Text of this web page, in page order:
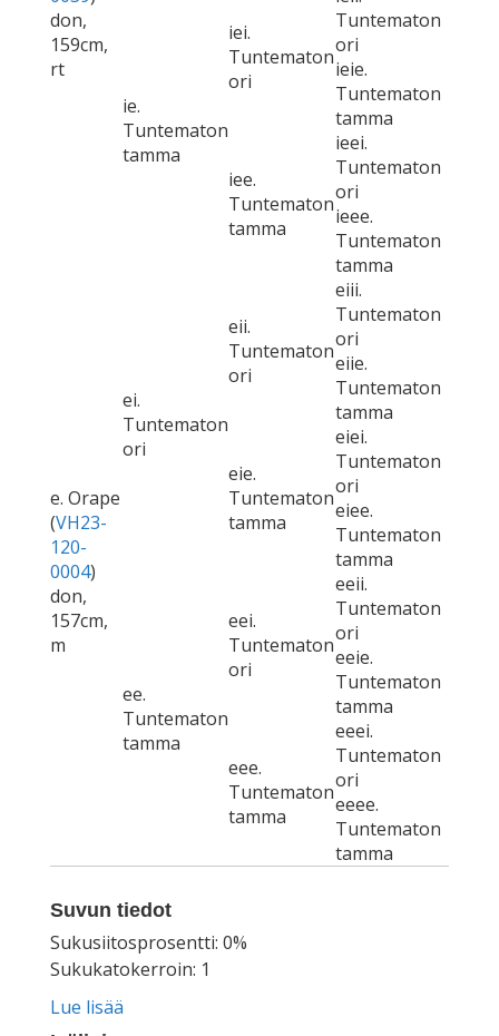
don,
159cm,
rt
ie.
Tuntematon
tamma
iei.
Tuntematon
ori
Tuntematon
ori
ieie.
Tuntematon
tamma
iee.
Tuntematon
tamma
ieei.
Tuntematon
ori
ieee.
Tuntematon
tamma
e. Orape
(VH23-
120-
0004)
don,
157cm,
m
ei.
Tuntematon
ori
eii.
Tuntematon
ori
eiii.
Tuntematon
ori
eiie.
Tuntematon
tamma
eie.
Tuntematon
tamma
eiei.
Tuntematon
ori
eiee.
Tuntematon
tamma
ee.
Tuntematon
tamma
eei.
Tuntematon
ori
eeii.
Tuntematon
ori
eeie.
Tuntematon
tamma
eee.
Tuntematon
tamma
eeei.
Tuntematon
ori
eeee.
Tuntematon
tamma
Suvun tiedot
Sukusiitosprosentti: 0%
Sukukatokerroin: 1
Lue lisää